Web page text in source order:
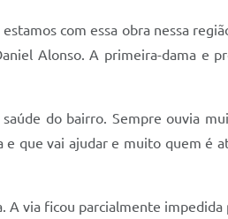
com essa obra nessa
Alonso. A primeira-dama e
do bairro. Sempre ouvia
que vai ajudar e muito quem é
via ficou parcialmente impedida